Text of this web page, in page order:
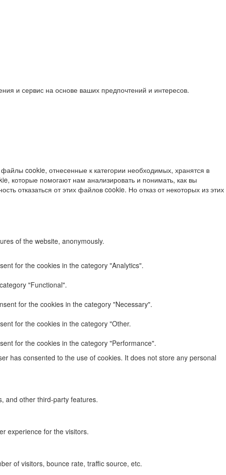
и сервис на основе ваших предпочтений и интересов.
cookie, отнесенные к категории необходимых, хранятся в
которые помогают нам анализировать и понимать, как вы
отказаться от этих файлов cookie. Но отказ от некоторых из этих
of the website, anonymously.
for the cookies in the category "Analytics".
"Functional".
for the cookies in the category "Necessary".
for the cookies in the category "Other.
for the cookies in the category "Performance".
has consented to the use of cookies. It does not store any personal
and other third-party features.
experience for the visitors.
of visitors, bounce rate, traffic source, etc.